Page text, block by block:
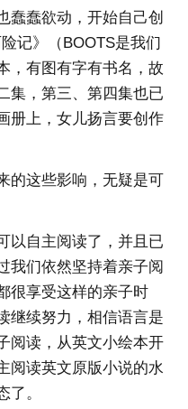
蠢蠢欲动，开始自己创
》（BOOTS是我们
，有图有字有书名，故
集，第三、第四集也已
册上，女儿扬言要创作
的这些影响，无疑是可
以自主阅读了，并且已
我们依然坚持着亲子阅
很享受这样的亲子时
继续努力，相信语言是
阅读，从英文小绘本开
阅读英文原版小说的水
了。